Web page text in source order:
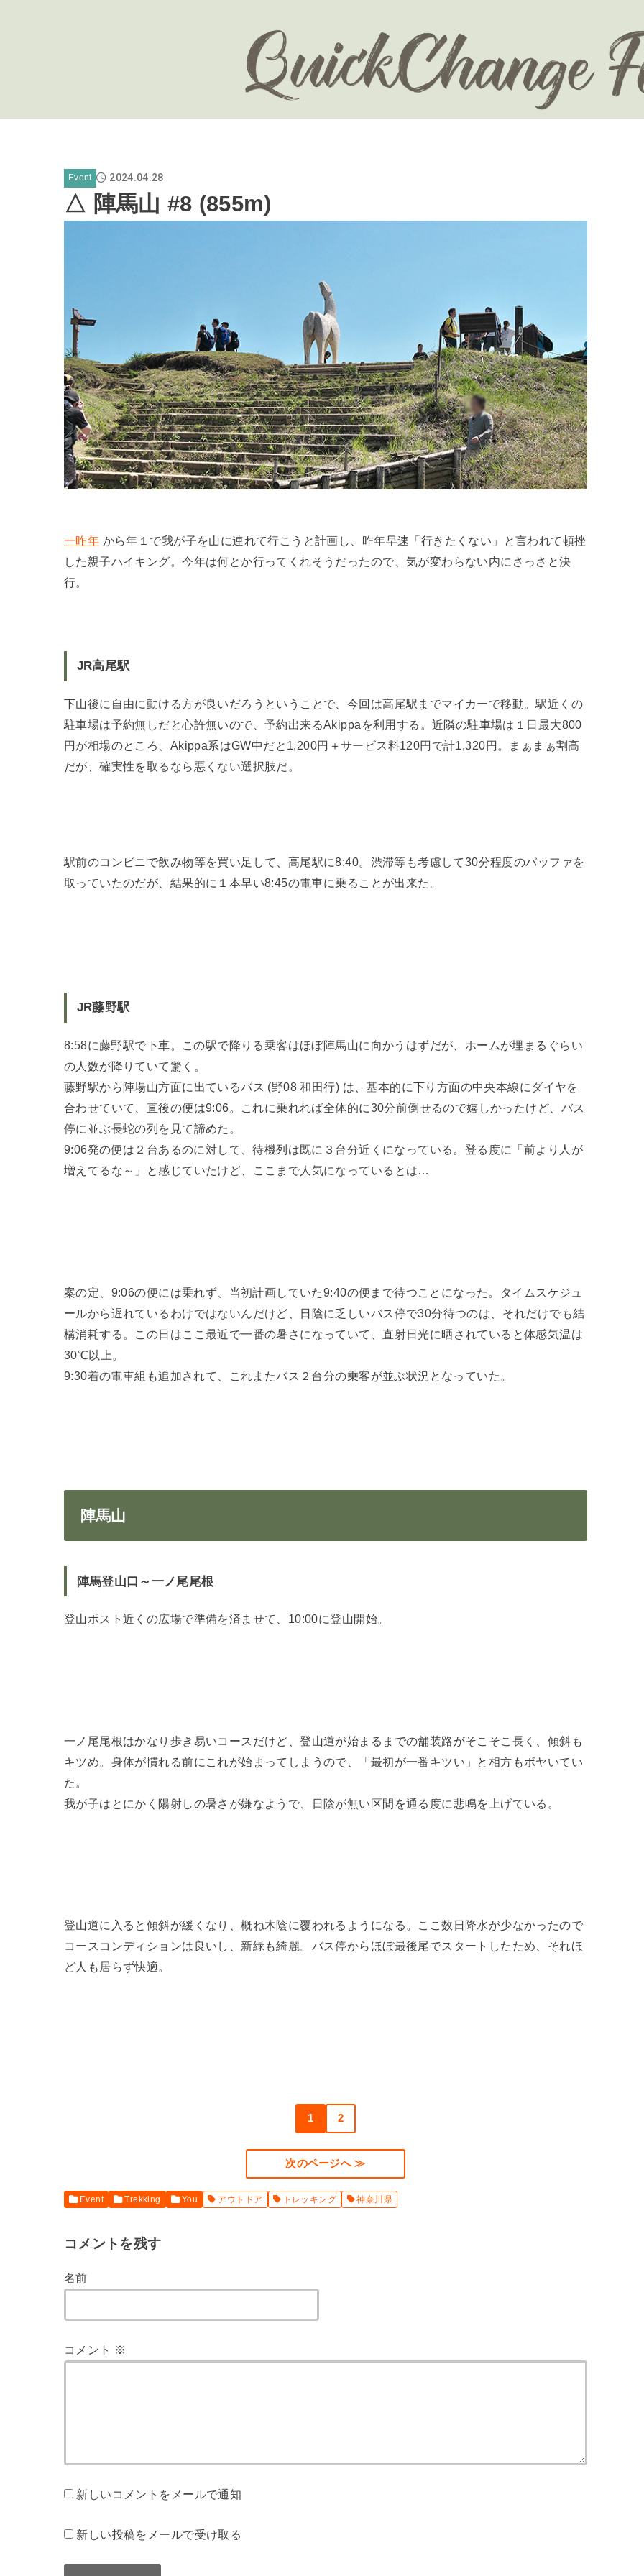
Event 2024.04.28
△ 陣馬山 #8 (855m)
一昨年 から年１で我が子を山に連れて行こうと計画し、昨年早速「行きたくない」と言われて頓挫
した親子ハイキング。今年は何とか行ってくれそうだったので、気が変わらない内にさっさと決
行。
JR高尾駅
下山後に自由に動ける方が良いだろうということで、今回は高尾駅までマイカーで移動。駅近くの
駐車場は予約無しだと心許無いので、予約出来るAkippaを利用する。近隣の駐車場は１日最大800
円が相場のところ、Akippa系はGW中だと1,200円＋サービス料120円で計1,320円。まぁまぁ割高
だが、確実性を取るなら悪くない選択肢だ。
駅前のコンビニで飲み物等を買い足して、高尾駅に8:40。渋滞等も考慮して30分程度のバッファを
取っていたのだが、結果的に１本早い8:45の電車に乗ることが出来た。
JR藤野駅
8:58に藤野駅で下車。この駅で降りる乗客はほぼ陣馬山に向かうはずだが、ホームが埋まるぐらい
の人数が降りていて驚く。
藤野駅から陣場山方面に出ているバス (野08 和田行) は、基本的に下り方面の中央本線にダイヤを
合わせていて、直後の便は9:06。これに乗れれば全体的に30分前倒せるので嬉しかったけど、バス
停に並ぶ長蛇の列を見て諦めた。
9:06発の便は２台あるのに対して、待機列は既に３台分近くになっている。登る度に「前より人が
増えてるな～」と感じていたけど、ここまで人気になっているとは…
案の定、9:06の便には乗れず、当初計画していた9:40の便まで待つことになった。タイムスケジュ
ールから遅れているわけではないんだけど、日陰に乏しいバス停で30分待つのは、それだけでも結
構消耗する。この日はここ最近で一番の暑さになっていて、直射日光に晒されていると体感気温は
30℃以上。
9:30着の電車組も追加されて、これまたバス２台分の乗客が並ぶ状況となっていた。
陣馬山
陣馬登山口～一ノ尾尾根
登山ポスト近くの広場で準備を済ませて、10:00に登山開始。
一ノ尾尾根はかなり歩き易いコースだけど、登山道が始まるまでの舗装路がそこそこ長く、傾斜も
キツめ。身体が慣れる前にこれが始まってしまうので、「最初が一番キツい」と相方もボヤいてい
た。
我が子はとにかく陽射しの暑さが嫌なようで、日陰が無い区間を通る度に悲鳴を上げている。
登山道に入ると傾斜が緩くなり、概ね木陰に覆われるようになる。ここ数日降水が少なかったので
コースコンディションは良いし、新緑も綺麗。バス停からほぼ最後尾でスタートしたため、それほ
ど人も居らず快適。
1 2
次のページへ ≫
Event Trekking You アウトドア トレッキング 神奈川県
コメントを残す
名前
コメント ※
新しいコメントをメールで通知
新しい投稿をメールで受け取る